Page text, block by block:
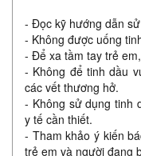
- Đọc kỹ hướng dẫn
- Không được uống
- Để xa tầm tay trẻ
- Không để tinh dầu
các vết thương hở.
- Không sử dụng tinh
y tế cần thiết.
- Tham khảo ý kiến
trẻ em và người đang